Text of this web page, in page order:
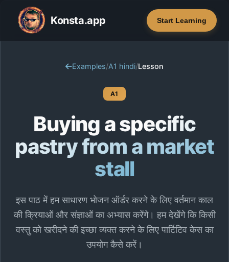
Konsta.app Start Learning
Examples/A1 hindi/Lesson
A1
Buying a specific
pastry from a market
stall
इस पाठ में हम साधारण भोजन ऑर्डर करने के लिए वर्तमान काल
की क्रियाओं और संज्ञाओं का अभ्यास करेंगे। हम देखेंगे कि किसी
वस्तु को खरीदने की इच्छा व्यक्त करने के लिए पार्टिटिव केस का
उपयोग कैसे करें।